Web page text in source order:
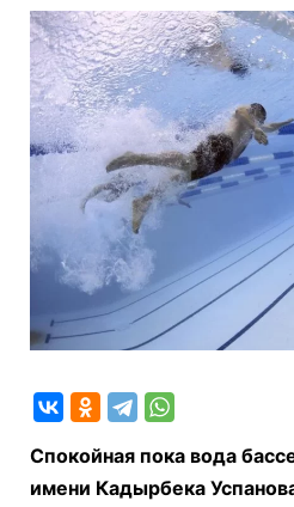
Спокойная пока вода
имени Кадырбека